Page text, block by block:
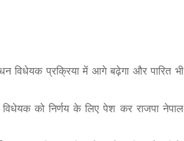
विधेयक प्रक्रिया में आगे बढ़ेगा और पारित भी
को निर्णय के लिए पेश कर राजपा नेपाल